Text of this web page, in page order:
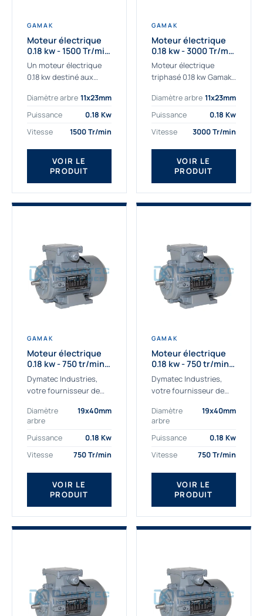
GAMAK
Moteur électrique
0.18 kw - 1500 Tr/min
- 230/400V - IE2
Un moteur électrique
0.18 kw destiné aux
exigeantes. Fort de
nombreuses années
détermination et la
fourniture...
Diamètre arbre 11x23mm
Puissance
0.18 Kw
Vitesse
1500 Tr/min
VOIR LE
PRODUIT
GAMAK
Moteur électrique
0.18 kw - 3000 Tr/min
- 230/400V - IE2
Moteur électrique
triphasé 0.18 kw Gamak,
professionnelle
indispensable à vos
Fournisseur Français
des moteurs
électriques Gamak,
nous proposons
exclusivement des...
Diamètre arbre 11x23mm
Puissance
0.18 Kw
Vitesse
3000 Tr/min
VOIR LE
PRODUIT
GAMAK
Moteur électrique
0.18 kw - 750 tr/min -
230/400V - IE2
Dymatec Industries,
votre fournisseur de
kw. Dymatec Industries
vous propose le moteur
électrique 0.18 kw, un
qualité Gamak...
Diamètre
arbre
19x40mm
Puissance
0.18 Kw
Vitesse
750 Tr/min
VOIR LE
PRODUIT
GAMAK
Moteur électrique
0.18 kw - 750 tr/min -
230/400V - IE3
Dymatec Industries,
votre fournisseur de
kw. Dymatec Industries
vous propose le moteur
électrique 0.18 kw, un
moteur de qualité...
Diamètre
arbre
19x40mm
Puissance
0.18 Kw
Vitesse
750 Tr/min
VOIR LE
PRODUIT